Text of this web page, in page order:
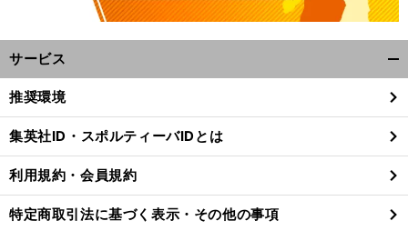
サービス
閉
る
推奨環境
集英社ID・スポルティーバIDとは
利用規約・会員規約
特定商取引法に基づく表示・その他の事項